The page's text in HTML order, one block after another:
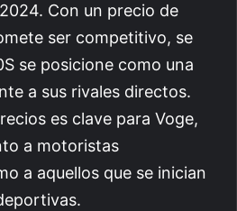
Con un precio de
ser competitivo, se
se posicione como una
a sus rivales directos.
es clave para Voge,
a motoristas
a aquellos que se inician